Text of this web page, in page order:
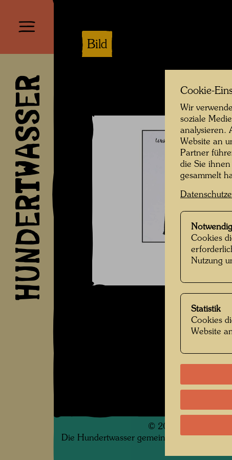
HUNDERTWASSER
Bild
© 2026
Die Hundertwasser gemeinnützige
Cookie-
Wir
soziale
analysieren.
Website an
Partner
die Sie
gesammelt
Cookies
Nutzung
Statistik
Cookies
Website